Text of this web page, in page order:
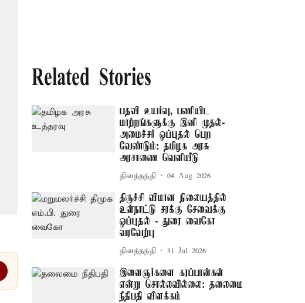
Related Stories
பதவி உயர்வு, பணியிட
மாற்றங்களுக்கு இனி முதல்-
அமைச்சர் ஒப்புதல் பெற
வேண்டும்: தமிழக அரசு
அரசாணை வெளியீடு
தினத்தந்தி 04 Aug 2026
திருச்சி விமான நிலையத்தில்
உள்நாட்டு சரக்கு சேவைக்கு
ஒப்புதல் - துரை வைகோ
வரவேற்பு
தினத்தந்தி 31 Jul 2026
இளைஞர்களை கரப்பான்கள்
என்று சொல்லவில்லை: தலைமை
நீதிபதி விளக்கம்